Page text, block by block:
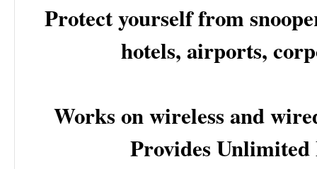
Protect yourself from
hotels, airports,
Works on wireless and
Provides